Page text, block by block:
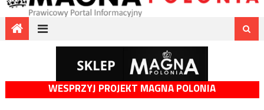
WESPRZYJ PROJEKT MAGNA POLONIA